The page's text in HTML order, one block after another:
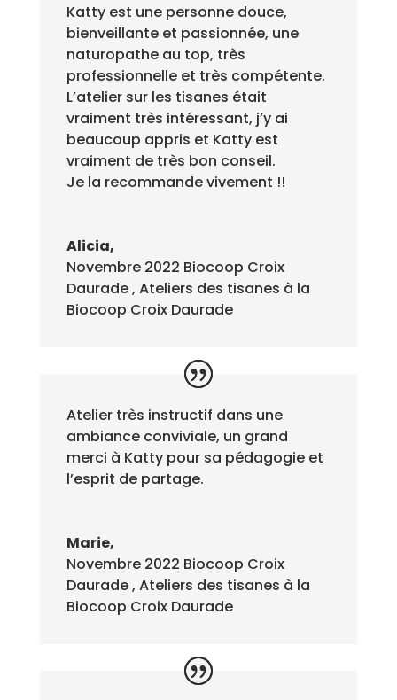
Katty est une personne douce,
bienveillante et passionnée, une
naturopathe au top, très
professionnelle et très compétente.
L’atelier sur les tisanes était
vraiment très intéressant, j’y ai
beaucoup appris et Katty est
vraiment de très bon conseil.
Je la recommande vivement !!
Alicia,
Novembre 2022 Biocoop Croix
Daurade, Ateliers des tisanes à la
Biocoop Croix Daurade
Atelier très instructif dans une
ambiance conviviale, un grand
merci à Katty pour sa pédagogie et
l’esprit de partage.
Marie,
Novembre 2022 Biocoop Croix
Daurade, Ateliers des tisanes à la
Biocoop Croix Daurade